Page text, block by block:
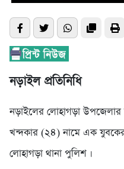
নড়াইল প্রতিনিধি
নড়াইলের লোহাগড়া উপজেলার
খন্দকার (২৪) নামে এক
লোহাগড়া থানা পুলিশ ।